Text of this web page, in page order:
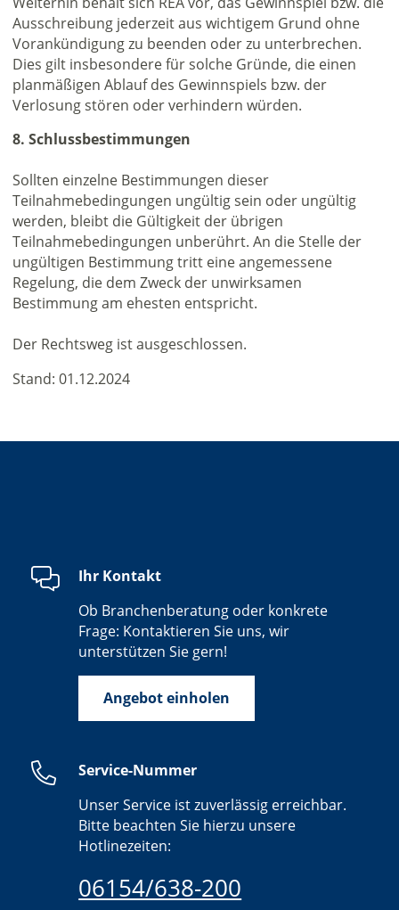
Ausschreibung jederzeit aus wichtigem Grund ohne
Vorankündigung zu beenden oder zu unterbrechen.
Dies gilt insbesondere für solche Gründe, die einen
planmäßigen Ablauf des Gewinnspiels bzw. der
Verlosung stören oder verhindern würden.
8. Schlussbestimmungen
Sollten einzelne Bestimmungen dieser
Teilnahmebedingungen ungültig sein oder ungültig
werden, bleibt die Gültigkeit der übrigen
Teilnahmebedingungen unberührt. An die Stelle der
ungültigen Bestimmung tritt eine angemessene
Regelung, die dem Zweck der unwirksamen
Bestimmung am ehesten entspricht.
Der Rechtsweg ist ausgeschlossen.
Stand: 01.12.2024
Ihr Kontakt
Ob Branchenberatung oder konkrete
Frage: Kontaktieren Sie uns, wir
unterstützen Sie gern!
Angebot einholen
Service-Nummer
Unser Service ist zuverlässig erreichbar.
Bitte beachten Sie hierzu unsere
Hotlinezeiten:
06154/638-200